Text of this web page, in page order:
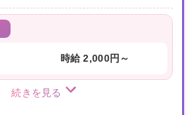
時給 2,000円～
続きを見る